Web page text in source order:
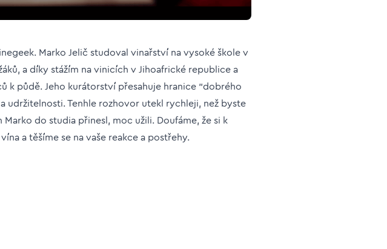
Marko Jelič studoval vinařství na vysoké škole v
a díky stážím na vinicích v Jihoafrické republice a
k půdě. Jeho kurátorství přesahuje hranice "dobrého
udržitelnosti. Tenhle rozhovor utekl rychleji, než byste
do studia přinesl, moc užili. Doufáme, že si k
a těšíme se na vaše reakce a postřehy.